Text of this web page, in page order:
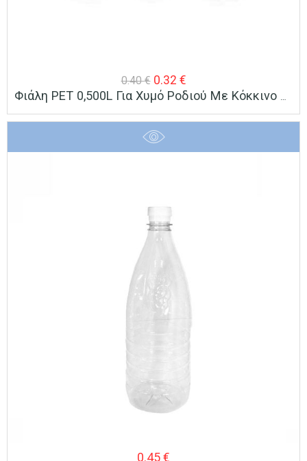
0.40€ Original
price
was:
0.40 €.
0.32 €Η
τρέχουσα
τιμή
Φιάλη PET 0,500L Για Χυμό Ροδιού Με Κόκκινο Καπάκι
0.45€